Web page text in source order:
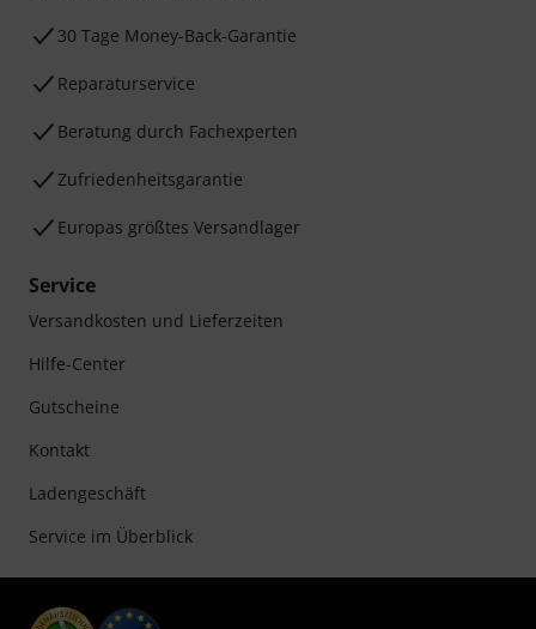
30 Tage Money-Back-Garantie
Reparaturservice
Beratung durch Fachexperten
Zufriedenheitsgarantie
Europas größtes Versandlager
Service
Versandkosten und Lieferzeiten
Hilfe-Center
Gutscheine
Kontakt
Ladengeschäft
Service im Überblick